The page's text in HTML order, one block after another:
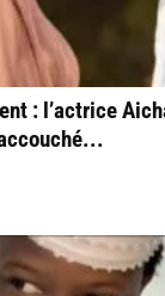
: l’actrice